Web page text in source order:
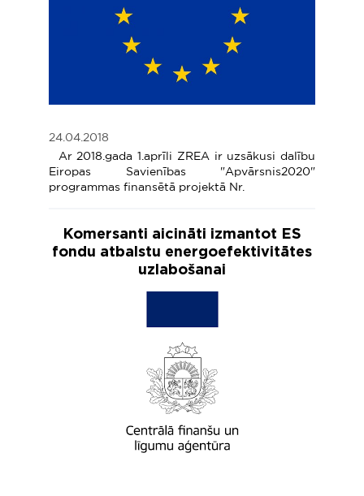
24.04.2018
Ar 2018.gada 1.aprīli ZREA ir uzsākusi dalību
Eiropas Savienības "Apvārsnis2020"
programmas finansētā projektā Nr.
Komersanti aicināti izmantot ES
fondu atbalstu energoefektivitātes
uzlabošanai